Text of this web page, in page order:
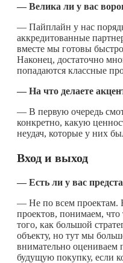
— Велика ли у вас
— Пайплайн у нас
аккредитованные
вместе мы готовы
Наконец, достаточно
попадаются классные
— На что делаете
— В первую очередь
конкретно, какую
неудач, которые у них
Вход и выход
— Есть ли у вас
— Не по всем проектам.
проектов, понимаем,
того, как большой
объекту, но тут мы
внимательно оцениваем
будущую покупку, если